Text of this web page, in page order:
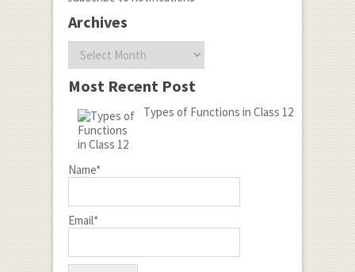
Archives
Archives
Most Recent Post
Types of Functions in Class 12
Name*
Email*